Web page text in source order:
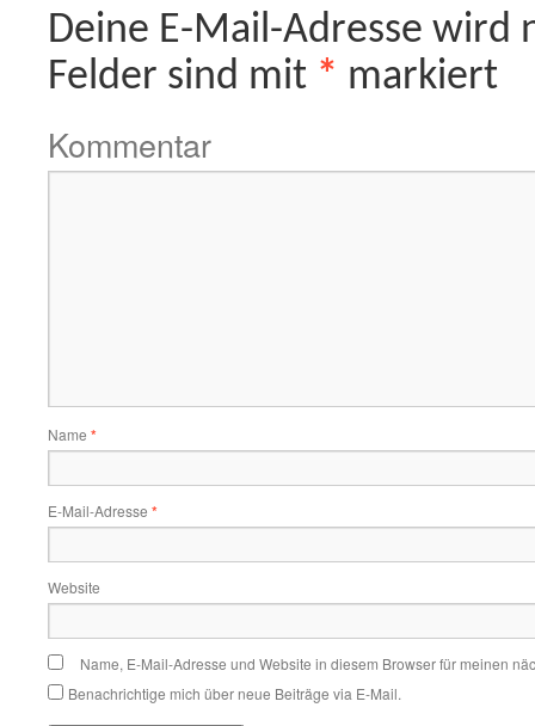
Deine E-Mail-Adresse
Felder sind mit * markiert
Kommentar
Name *
E-Mail-Adresse *
Website
Name, E-Mail-Adresse und Website in diesem Browser für meinen
Benachrichtige mich über neue Beiträge via E-Mail.